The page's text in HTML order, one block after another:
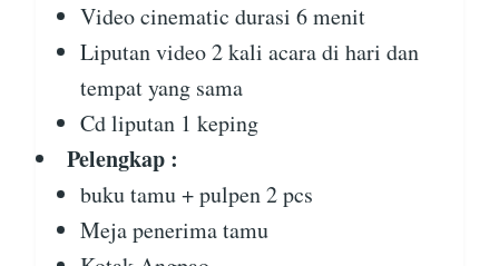
Video cinematic durasi 6 menit
Liputan video 2 kali acara di hari dan
tempat yang sama
Cd liputan 1 keping
Pelengkap :
buku tamu + pulpen 2 pcs
Meja penerima tamu